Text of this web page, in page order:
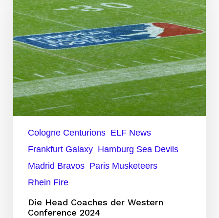
Coaches
der
Western
Conference
2024
Cologne Centurions ELF News
Frankfurt Galaxy Hamburg Sea Devils
Madrid Bravos Paris Musketeers
Rhein Fire
Die Head Coaches der Western
Conference 2024